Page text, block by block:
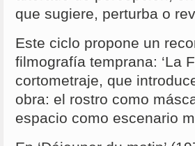
que sugiere, perturba o
Este ciclo propone un
filmografía temprana: ‘La
cortometraje, que
obra: el rostro como
espacio como escenario